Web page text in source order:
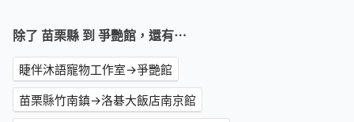
除了 苗栗縣 到 爭艷館，還有⋯
睫伴沐語寵物工作室→爭艷館
苗栗縣竹南鎮→洛碁大飯店南京館